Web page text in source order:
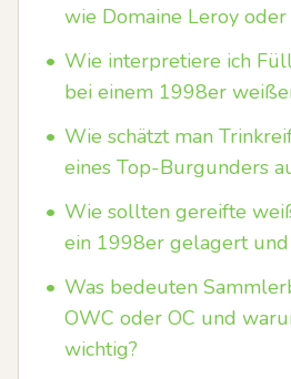
wie Domaine Leroy oder
• Wie interpretiere ich
bei einem 1998er
• Wie schätzt man
eines Top-Burgunders
• Wie sollten gereifte
ein 1998er gelagert
• Was bedeuten
OWC oder OC und
wichtig?